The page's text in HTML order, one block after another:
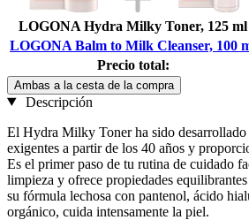
LOGONA Hydra Milky Toner, 125 ml
LOGONA Balm to Milk Cleanser, 100
Precio total:
Ambas a la cesta de la compra
Descripción
El Hydra Milky Toner ha sido desarrollado
exigentes a partir de los 40 años y
Es el primer paso de tu rutina de cuidado
limpieza y ofrece propiedades
su fórmula lechosa con pantenol, ácido
orgánico, cuida intensamente la piel.